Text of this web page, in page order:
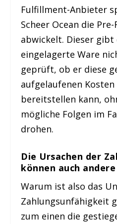
Fulfillment-Anbieter
Scheer Ocean die
abwickelt. Dieser gibt
eingelagerte Ware
geprüft, ob er diese
aufgelaufenen
bereitstellen kann,
mögliche Folgen im
drohen.
Die Ursachen der
können auch
Warum ist also das
Zahlungsunfähigkeit
zum einen die